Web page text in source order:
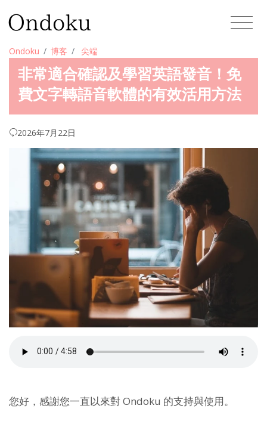
Ondoku 博客 尖端
非常適合確認及學習英語發音！免
費文字轉語音軟體的有效活用方法
2026年7月22日
您好，感謝您一直以來對 Ondoku 的支持與使用。